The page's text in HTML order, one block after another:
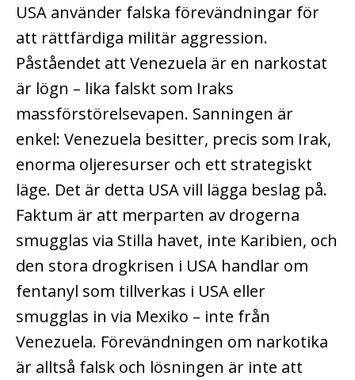
USA använder falska förevändningar för
att rättfärdiga militär aggression.
Påståendet att Venezuela är en narkostat
är lögn – lika falskt som Iraks
massförstörelsevapen. Sanningen är
enkel: Venezuela besitter, precis som Irak,
enorma oljeresurser och ett strategiskt
läge. Det är detta USA vill lägga beslag på.
Faktum är att merparten av drogerna
smugglas via Stilla havet, inte Karibien, och
den stora drogkrisen i USA handlar om
fentanyl som tillverkas i USA eller
smugglas in via Mexiko – inte från
Venezuela. Förevändningen om narkotika
är alltså falsk och lösningen är inte att